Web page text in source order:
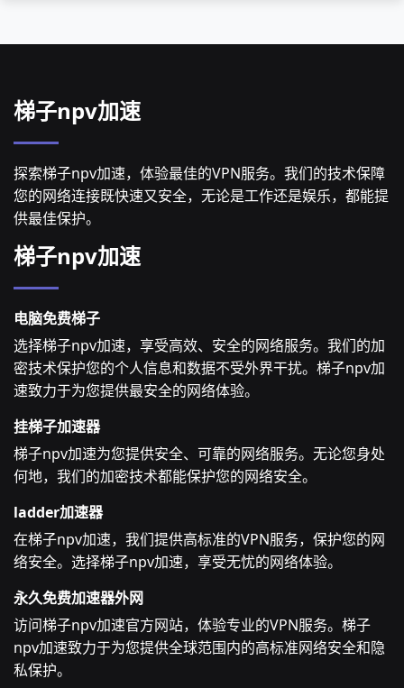
梯子npv加速
探索梯子npv加速，体验最佳的VPN服务。我们的技术保障
您的网络连接既快速又安全，无论是工作还是娱乐，都能提
供最佳保护。
梯子npv加速
电脑免费梯子
选择梯子npv加速，享受高效、安全的网络服务。我们的加
密技术保护您的个人信息和数据不受外界干扰。梯子npv加
速致力于为您提供最安全的网络体验。
挂梯子加速器
梯子npv加速为您提供安全、可靠的网络服务。无论您身处
何地，我们的加密技术都能保护您的网络安全。
ladder加速器
在梯子npv加速，我们提供高标准的VPN服务，保护您的网
络安全。选择梯子npv加速，享受无忧的网络体验。
永久免费加速器外网
访问梯子npv加速官方网站，体验专业的VPN服务。梯子
npv加速致力于为您提供全球范围内的高标准网络安全和隐
私保护。